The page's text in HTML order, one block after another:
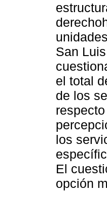
San
el total
de los
los
El
opción